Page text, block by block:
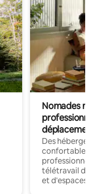
Nomades
déplacement
Des
confortables
professionnels
télétravail
et d'espaces